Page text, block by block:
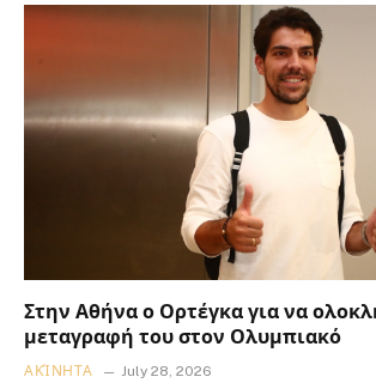
Στην Αθήνα ο Ορτέγκα για να
μεταγραφή του στον Ολυμπιακό
ΑΚΊΝΗΤΑ July 28, 2026